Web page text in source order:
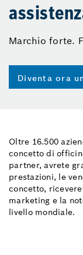
Marchio forte.
Diventa ora
Oltre 16.500
concetto di
partner, avrete
prestazioni, le
concetto,
marketing e la
livello mondiale.